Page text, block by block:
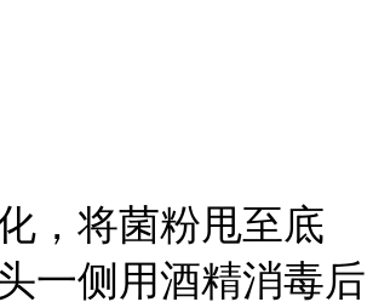
，将菌粉甩至底
一侧用酒精消毒后